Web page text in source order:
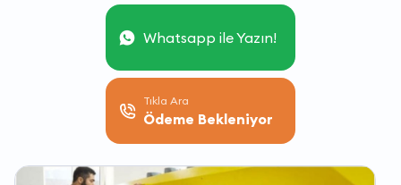
Whatsapp ile Yazın!
Tıkla Ara
Ödeme Bekleniyor